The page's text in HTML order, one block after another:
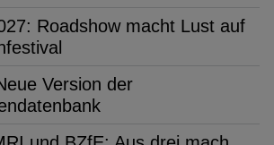
Roadshow macht Lust auf
Version der